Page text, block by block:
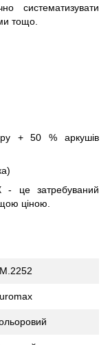
систематизувати
тощо.
+ 50 % аркушів
- це затребуваний
ціною.